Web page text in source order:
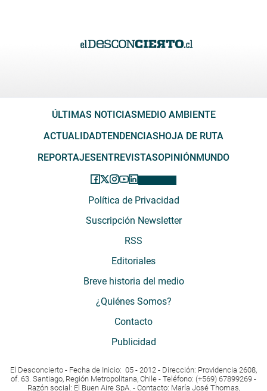
ÚLTIMAS NOTICIASMEDIO AMBIENTE
ACTUALIDADTENDENCIASHOJA DE RUTA
REPORTAJESENTREVISTASOPINIÓNMUNDO
Política de Privacidad
Suscripción Newsletter
RSS
Editoriales
Breve historia del medio
¿Quiénes Somos?
Contacto
Publicidad
El Desconcierto - Fecha de Inicio: 05 - 2012 - Dirección: Providencia 2608,
of. 63. Santiago, Región Metropolitana, Chile - Teléfono: (+569) 67899269 -
Razón social: El Buen Aire SpA. - Contacto: María José Thomas,